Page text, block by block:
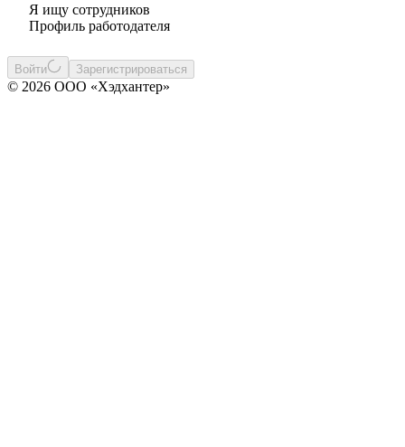
Я ищу сотрудников
Профиль работодателя
Войти Зарегистрироваться
© 2026 ООО «Хэдхантер»